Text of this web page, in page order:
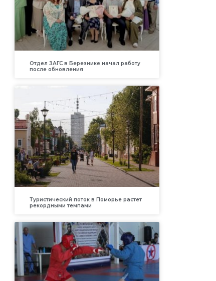
Отдел ЗАГС в Березнике начал работу
после обновления
Туристический поток в Поморье растет
рекордными темпами